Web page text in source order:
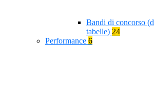
Bandi di concorso
tabelle) 24
Performance 6